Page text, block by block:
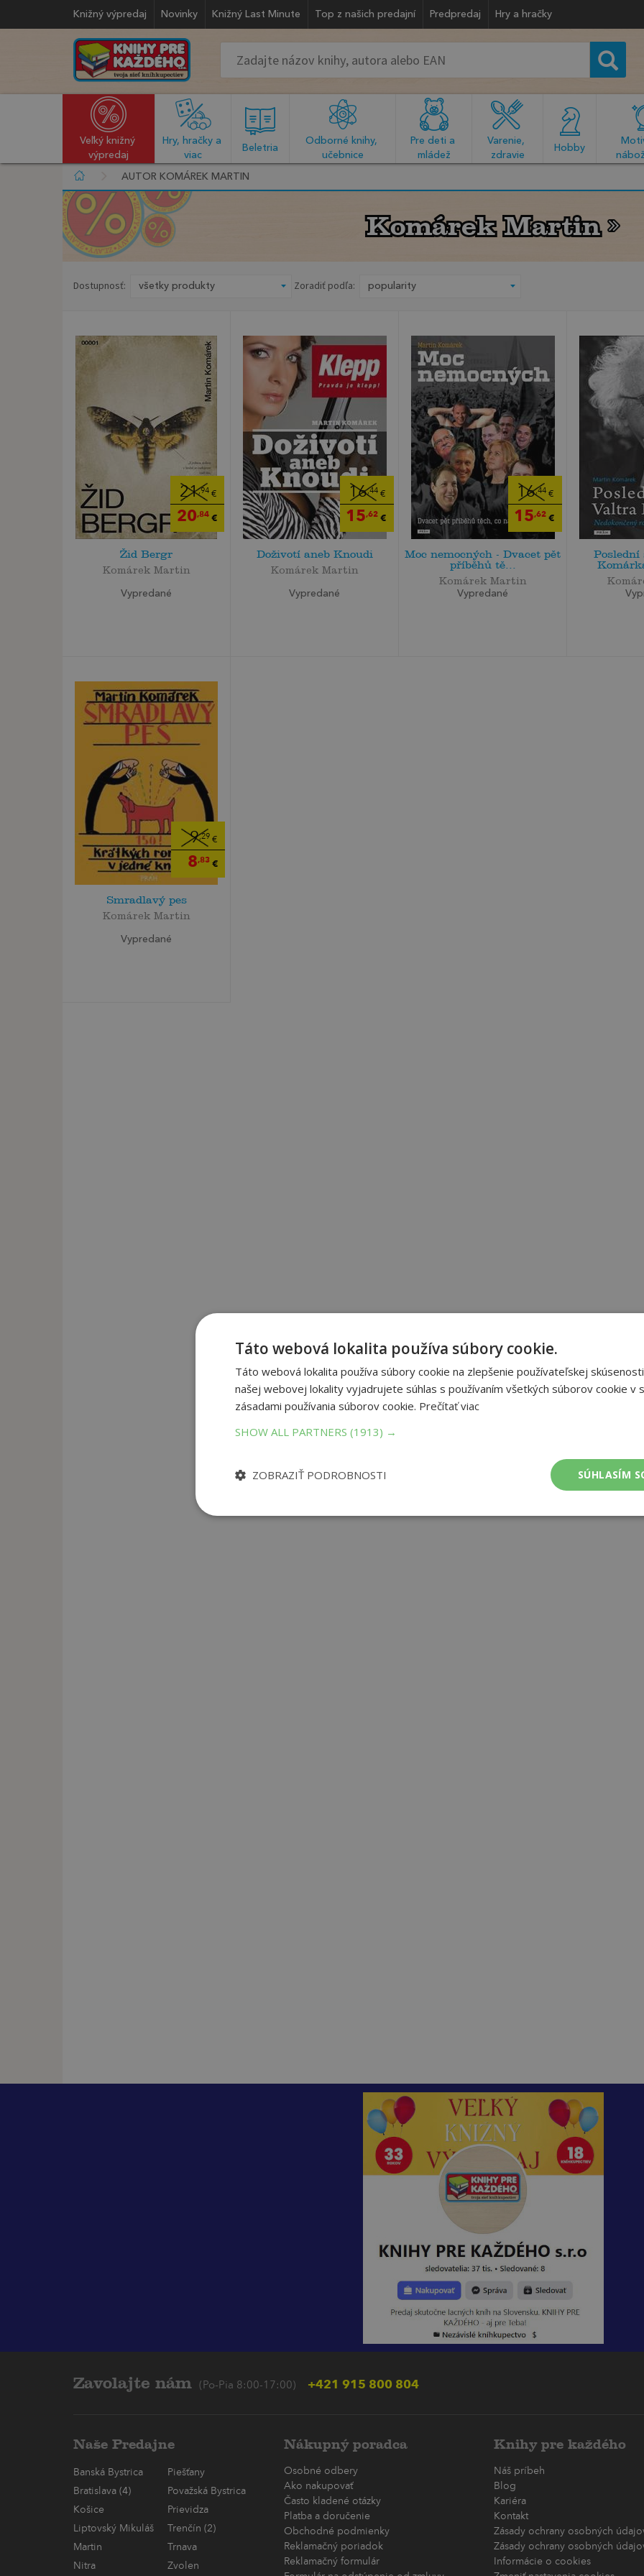
Knižný výpredaj Novinky Knižný Last Minute Top z našich predajní Predpredaj Hry a hračky
Veľký knižný
výpredaj
Hry, hračky a
viac
Beletria
Odborné knihy,
učebnice
Pre deti a
mládež
Varenie,
zdravie
Hobby
AUTOR KOMÁREK MARTIN
Komárek Martin
Komárek Martin
Dostupnosť: Zoradiť podľa:
21,94€
20,84€
Žid Bergr
Komárek Martin
Vypredané
16,44 €
15,62 €
Doživotí aneb Knoudi
Komárek Martin
Vypredané
16,44 €
15,62 €
Moc nemocných - Dvacet pět
příběhů tě...
Komárek Martin
Vypredané
Poslední
9,29 €
8,83€
Smradlavý pes
Komárek Martin
Vypredané
Zavolajte nám (Po-Pia 8:00-17:00) +421 915 800 804
Naše Predajne
Banská Bystrica
Piešťany
Bratislava (4)
Považská Bystrica
Košice
Prievidza
Liptovský Mikuláš
Trenčín (2)
Martin
Trnava
Nitra
Zvolen
Nákupný poradca
Osobné odbery
Ako nakupovať
Často kladené otázky
Platba a doručenie
Obchodné podmienky
Reklamačný poriadok
Reklamačný formulár
Knihy pre každého
Náš príbeh
Blog
Kariéra
Kontakt
Zásady ochrany osobných
Zásady ochrany osobných
Informácie o cookies
Táto webová lokalita používa súbory cookie.
Táto webová lokalita používa súbory cookie na zlepšenie používateľskej
našej webovej lokality vyjadrujete súhlas s používaním všetkých súborov cookie v
zásadami používania súborov cookie. Prečítať viac
SHOW ALL PARTNERS (1913) →
SÚHLASÍM
ZOBRAZIŤ PODROBNOSTI